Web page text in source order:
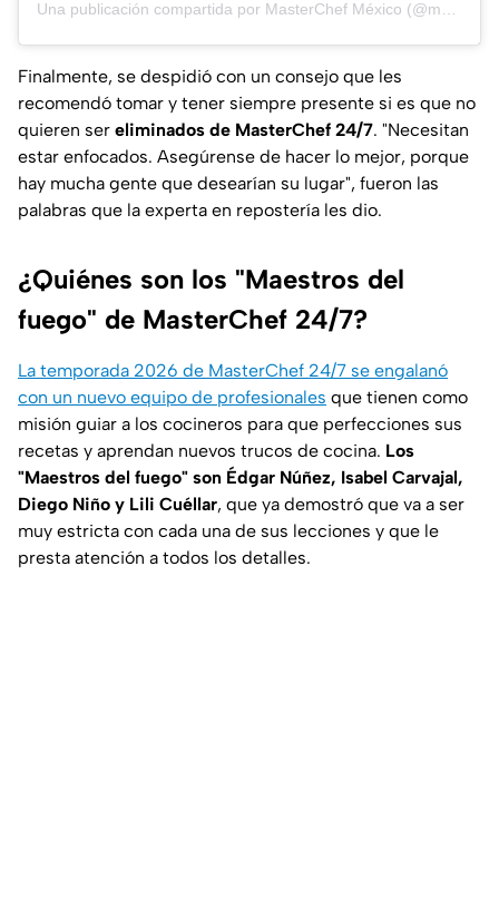
Finalmente, se despidió con un consejo que les
recomendó tomar y tener siempre presente si es que no
quieren ser eliminados de MasterChef 24/7. "Necesitan
estar enfocados. Asegúrense de hacer lo mejor, porque
hay mucha gente que desearían su lugar", fueron las
palabras que la experta en repostería les dio.
¿Quiénes son los "Maestros del
fuego" de MasterChef 24/7?
La temporada 2026 de MasterChef 24/7 se engalanó
con un nuevo equipo de profesionales que tienen como
misión guiar a los cocineros para que perfecciones sus
recetas y aprendan nuevos trucos de cocina. Los
"Maestros del fuego" son Édgar Núñez, Isabel Carvajal,
Diego Niño y Lili Cuéllar, que ya demostró que va a ser
muy estricta con cada una de sus lecciones y que le
presta atención a todos los detalles.